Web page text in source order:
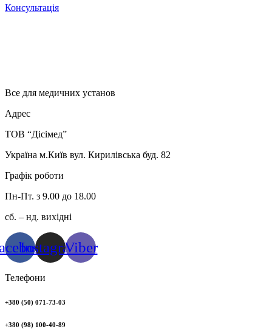
Консультація
Все для медичних установ
Адрес
ТОВ “Дісімед”
Україна м.Київ вул. Кирилівська буд. 82
Графік роботи
Пн-Пт. з 9.00 до 18.00
сб. – нд. вихідні
InstagramViber
Телефони
+380 (50) 071-73-03
+380 (98) 100-40-89